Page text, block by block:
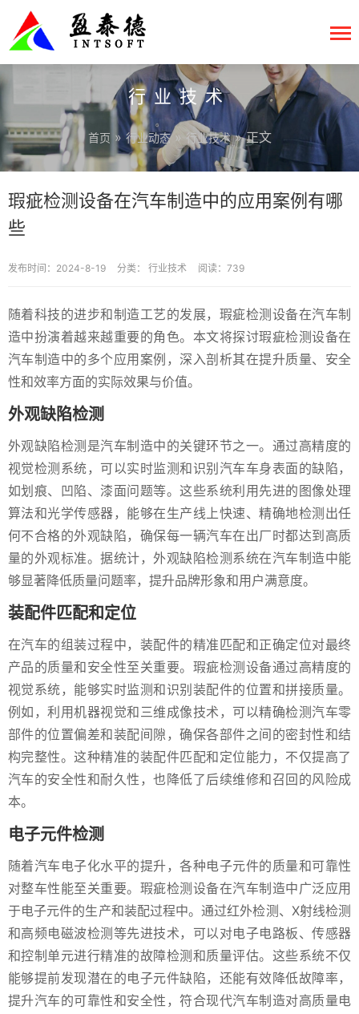
行业技术
首页 »行业动态» 行业技术» 正文
瑕疵检测设备在汽车制造中的应用案例有哪
些
发布时间：2024-8-19 分类： 行业技术 阅读：739
随着科技的进步和制造工艺的发展，瑕疵检测设备在汽车制
造中扮演着越来越重要的角色。本文将探讨瑕疵检测设备在
汽车制造中的多个应用案例，深入剖析其在提升质量、安全
性和效率方面的实际效果与价值。
外观缺陷检测
外观缺陷检测是汽车制造中的关键环节之一。通过高精度的
视觉检测系统，可以实时监测和识别汽车车身表面的缺陷，
如划痕、凹陷、漆面问题等。这些系统利用先进的图像处理
算法和光学传感器，能够在生产线上快速、精确地检测出任
何不合格的外观缺陷，确保每一辆汽车在出厂时都达到高质
量的外观标准。据统计，外观缺陷检测系统在汽车制造中能
够显著降低质量问题率，提升品牌形象和用户满意度。
装配件匹配和定位
在汽车的组装过程中，装配件的精准匹配和正确定位对最终
产品的质量和安全性至关重要。瑕疵检测设备通过高精度的
视觉系统，能够实时监测和识别装配件的位置和拼接质量。
例如，利用机器视觉和三维成像技术，可以精确检测汽车零
部件的位置偏差和装配间隙，确保各部件之间的密封性和结
构完整性。这种精准的装配件匹配和定位能力，不仅提高了
汽车的安全性和耐久性，也降低了后续维修和召回的风险成
本。
电子元件检测
随着汽车电子化水平的提升，各种电子元件的质量和可靠性
对整车性能至关重要。瑕疵检测设备在汽车制造中广泛应用
于电子元件的生产和装配过程中。通过红外检测、X射线检测
和高频电磁波检测等先进技术，可以对电子电路板、传感器
和控制单元进行精准的故障检测和质量评估。这些系统不仅
能够提前发现潜在的电子元件缺陷，还能有效降低故障率，
提升汽车的可靠性和安全性，符合现代汽车制造对高质量电